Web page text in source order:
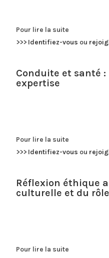
Pour lire la suite
>>> Identifiez-vous ou
Conduite et santé
expertise
Pour lire la suite
>>> Identifiez-vous ou
Réflexion éthique
culturelle et du
Pour lire la suite